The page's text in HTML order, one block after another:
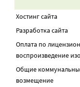
Хостинг сайта
Разработка сайта
Оплата по
воспроизведение
Общие
возмещение